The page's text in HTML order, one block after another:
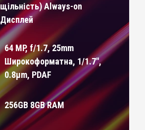
щільність) Always-on
Дисплей
64 MP, f/1.7, 25mm
Широкоформатна, 1/1.7",
0.8µm, PDAF
256GB 8GB RAM